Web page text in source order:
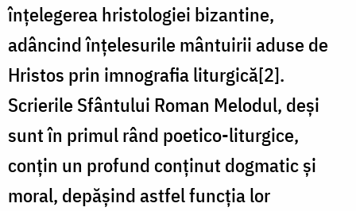
înțelegerea hristologiei bizantine,
adâncind înțelesurile mântuirii aduse de
Hristos prin imnografia liturgică[2].
Scrierile Sfântului Roman Melodul, deși
sunt în primul rând poetico-liturgice,
conțin un profund conținut dogmatic și
moral, depășind astfel funcția lor